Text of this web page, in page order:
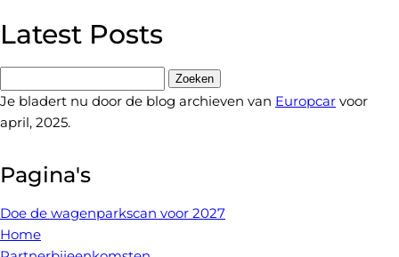
Latest Posts
naar:
Je bladert nu door de blog archieven van Europcar voor
april, 2025.
Pagina's
Doe de wagenparkscan voor 2027
Home